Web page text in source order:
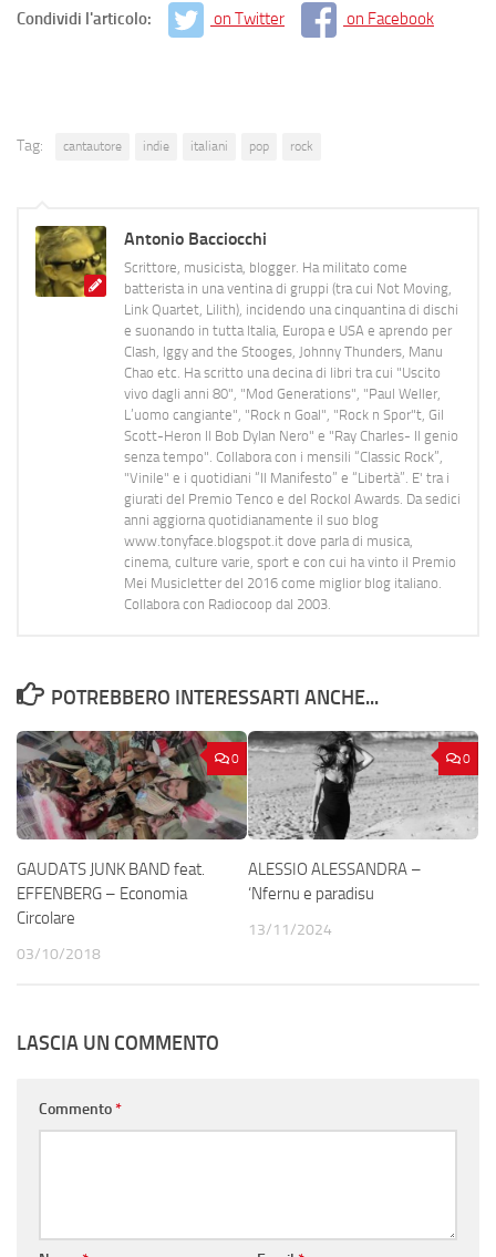
Condividi l'articolo: on Twitter on Facebook
Tag: cantautore indie italiani pop rock
Antonio Bacciocchi
Scrittore, musicista, blogger. Ha militato come
batterista in una ventina di gruppi (tra cui Not Moving,
Link Quartet, Lilith), incidendo una cinquantina di dischi
e suonando in tutta Italia, Europa e USA e aprendo per
Clash, Iggy and the Stooges, Johnny Thunders, Manu
Chao etc. Ha scritto una decina di libri tra cui "Uscito
vivo dagli anni 80", "Mod Generations", "Paul Weller,
L’uomo cangiante", "Rock n Goal", "Rock n Spor"t, Gil
Scott-Heron Il Bob Dylan Nero" e "Ray Charles- Il genio
senza tempo". Collabora con i mensili “Classic Rock”,
"Vinile" e i quotidiani “Il Manifesto” e “Libertà”. E' tra i
giurati del Premio Tenco e del Rockol Awards. Da sedici
anni aggiorna quotidianamente il suo blog
www.tonyface.blogspot.it dove parla di musica,
cinema, culture varie, sport e con cui ha vinto il Premio
Mei Musicletter del 2016 come miglior blog italiano.
Collabora con Radiocoop dal 2003.
POTREBBERO INTERESSARTI ANCHE...
0
GAUDATS JUNK BAND feat.
EFFENBERG – Economia
Circolare
03/10/2018
0
ALESSIO ALESSANDRA –
‘Nfernu e paradisu
13/11/2024
LASCIA UN COMMENTO
Commento*